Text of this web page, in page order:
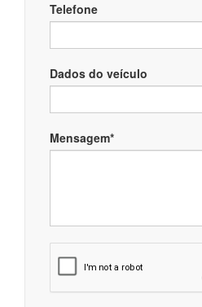
Telefone
Dados do veículo
Mensagem*